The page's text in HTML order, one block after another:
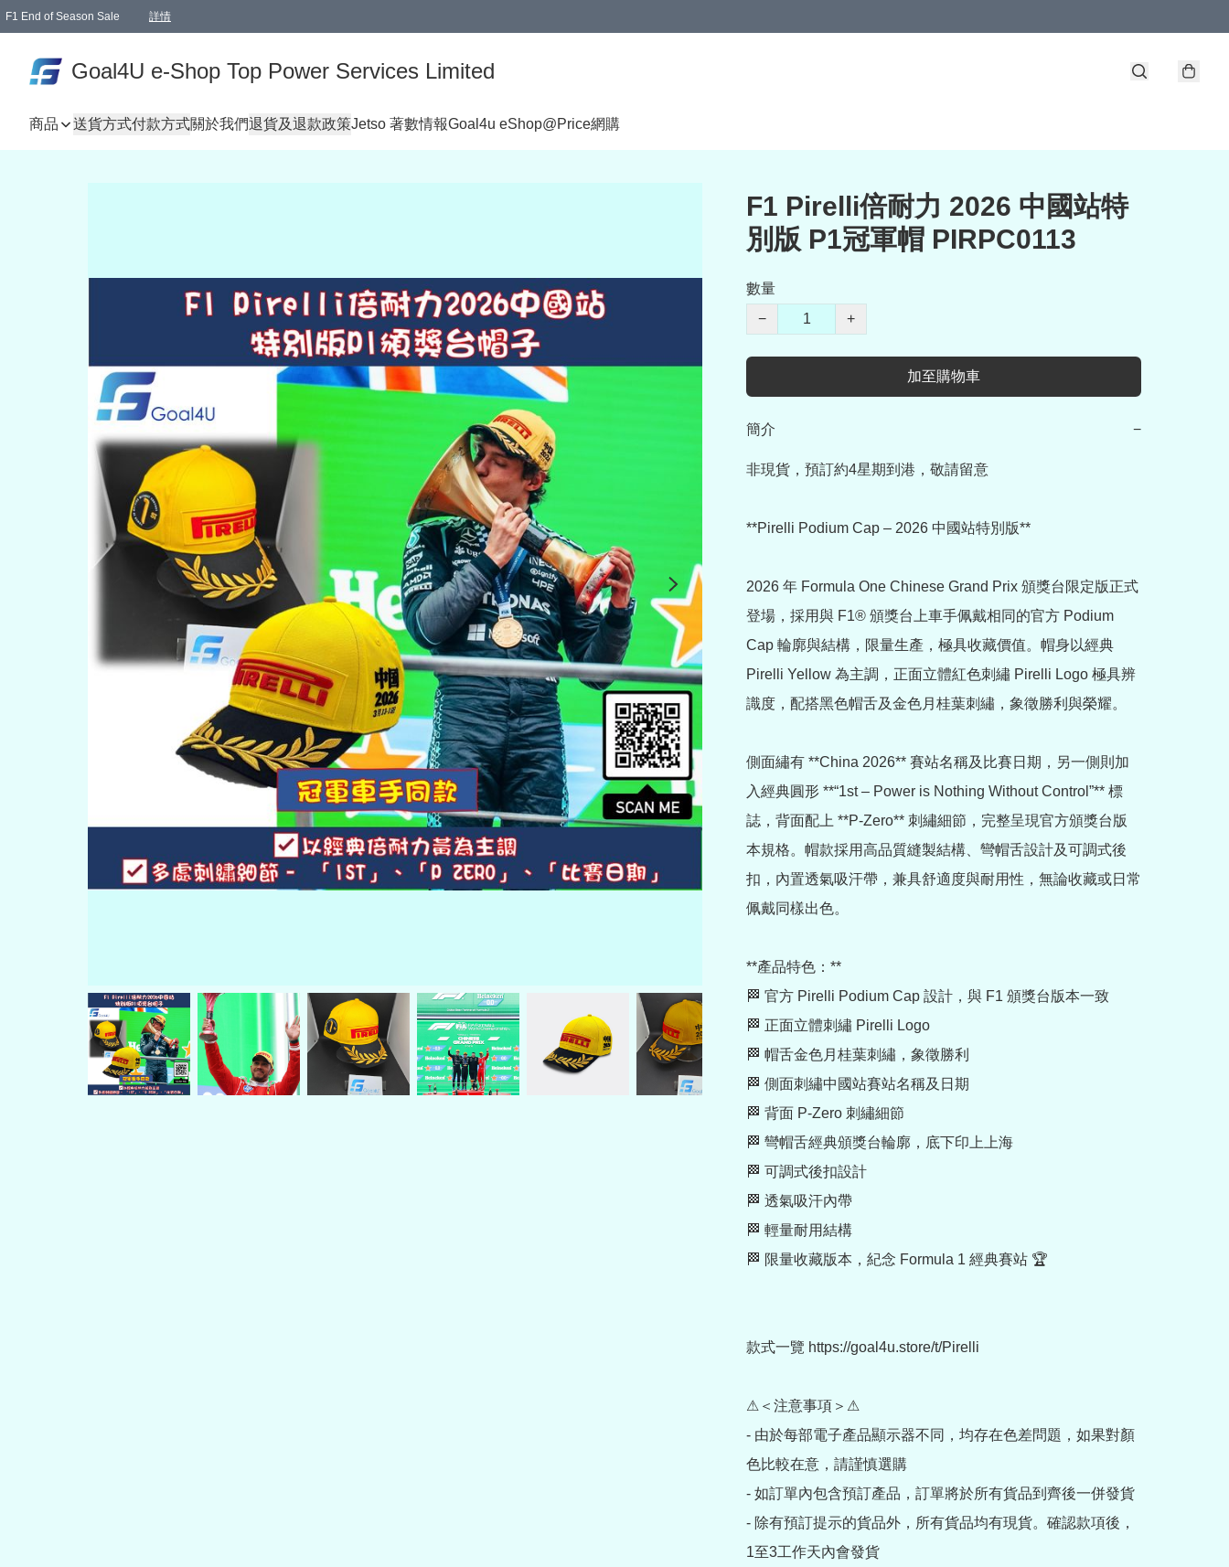
F1 End of Season Sale 詳情
Goal4U e-Shop Top Power Services Limited
商品 送貨方式付款方式關於我們退貨及退款政策Jetso 著數情報Goal4u eShop@Price網購
F1 Pirelli倍耐力 2026 中國站特
別版 P1冠軍帽 PIRPC0113
數量
−
+
加至購物車
簡介 −
非現貨，預訂約4星期到港，敬請留意
**Pirelli Podium Cap – 2026 中國站特別版**
2026 年 Formula One Chinese Grand Prix 頒獎台限定版正式
登場，採用與 F1® 頒獎台上車手佩戴相同的官方 Podium
Cap 輪廓與結構，限量生產，極具收藏價值。帽身以經典
Pirelli Yellow 為主調，正面立體紅色刺繡 Pirelli Logo 極具辨
識度，配搭黑色帽舌及金色月桂葉刺繡，象徵勝利與榮耀。
側面繡有 **China 2026** 賽站名稱及比賽日期，另一側則加
入經典圓形 **“1st – Power is Nothing Without Control”** 標
誌，背面配上 **P-Zero** 刺繡細節，完整呈現官方頒獎台版
本規格。帽款採用高品質縫製結構、彎帽舌設計及可調式後
扣，內置透氣吸汗帶，兼具舒適度與耐用性，無論收藏或日常
佩戴同樣出色。
**產品特色：**
🏁 官方 Pirelli Podium Cap 設計，與 F1 頒獎台版本一致
🏁 正面立體刺繡 Pirelli Logo
🏁 帽舌金色月桂葉刺繡，象徵勝利
🏁 側面刺繡中國站賽站名稱及日期
🏁 背面 P-Zero 刺繡細節
🏁 彎帽舌經典頒獎台輪廓，底下印上上海
🏁 可調式後扣設計
🏁 透氣吸汗內帶
🏁 輕量耐用結構
🏁 限量收藏版本，紀念 Formula 1 經典賽站 🏆
款式一覽 https://goal4u.store/t/Pirelli
⚠＜注意事項＞⚠
- 由於每部電子產品顯示器不同，均存在色差問題，如果對顏
色比較在意，請謹慎選購
- 如訂單內包含預訂產品，訂單將於所有貨品到齊後一併發貨
- 除有預訂提示的貨品外，所有貨品均有現貨。確認款項後，
1至3工作天內會發貨